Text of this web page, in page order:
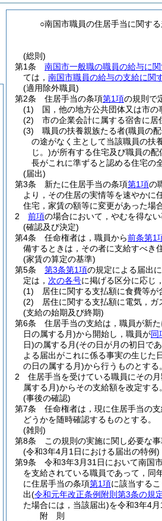
○南国市職員の住居手当に関する
(総則)
第1条
南国市一般職の職員の給与に関
ては， 南国市職員の給与の支給に関
(適用除外職員)
第2条
住居手当の条項第1項の規則で
(1)
国，他の地方公共団体又は市
(2)
市の企業会計に属する宿舎に居
(3)
職員の扶養親族たる者(職員の
の途がなく主として当該職員の扶
じ。)が所有する住宅及び職員の
長がこれに準ずると認める住宅の
(届出)
第3条
新たに住居手当の条項第1項の
より，その住居の実情等を速やかに
住宅，家賃の額等に変更があった場
2
前項の場合において，やむを得な
(確認及び決定)
第4条
任命権者は，職員から前条第1
備するときは，その者に支給すべき
(家賃の算定の基準)
第5条
第3条第1項の規定による届出
定は， 次の各号に掲げる区分に応じ，
(1)
居住に関する支払額に食費等
(2)
居住に関する支払額に電気，
(支給の始期及び終期)
第6条
住居手当の支給は，職員が新
日の属する月)から開始し，職員が同
日)の属する月(その日が月の初日で
よる届出がこれに係る事実の生じた
の日の属する月)から行うものとする。
2
住居手当を受けている職員にその
属する月)からその支給額を改定する。
(事後の確認)
第7条
任命権者は，現に住居手当の
どうかを随時確認するものとする。
(雑則)
第8条
この規則の実施に関し必要な事
(令和3年4月1日における届出の特例)
第9条
令和3年3月31日において南国
を支給されている職員であって，同
に住居手当の条項第1項に該当する
出(令和元年改正条例附則第3条の規
た場合には，当該届出)を令和3年4
附 則